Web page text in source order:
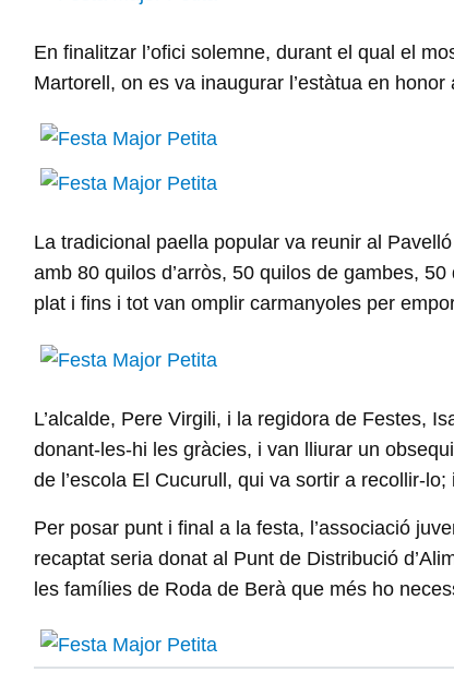
En finalitzar l’ofici solemne, durant el qual el
Martorell, on es va inaugurar l’estàtua en
La tradicional paella popular va reunir al
amb 80 quilos d’arròs, 50 quilos de gambes,
plat i fins i tot van omplir carmanyoles per
L’alcalde, Pere Virgili, i la regidora de Festes,
donant-les-hi les gràcies, i van lliurar un
de l’escola El Cucurull, qui va sortir a recollir-
Per posar punt i final a la festa, l’associació
recaptat seria donat al Punt de Distribució
les famílies de Roda de Berà que més ho